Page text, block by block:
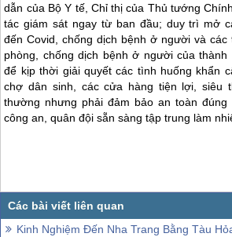
dẫn của Bộ Y tế, Chỉ thị của Thủ tướng
tác giám sát ngay từ ban đầu; duy trì mở
đến Covid, chống dịch bệnh ở người và các
phòng, chống dịch bệnh ở người của
để kịp thời giải quyết các tình huống khẩn
chợ dân sinh, các cửa hàng tiện lợi, siêu
thường nhưng phải đảm bảo an toàn
công an, quân đội sẵn sàng tập trung làm
Kinh Nghiệm Đến Nha Trang Bằng Tàu